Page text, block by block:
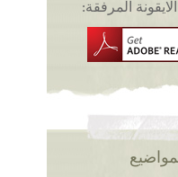
المرفقة: